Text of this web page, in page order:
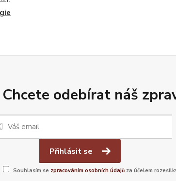
Chcete odebírat náš
Přihlásit se
Souhlasím se zpracováním osobních údajůza účelem